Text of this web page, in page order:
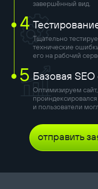
завершённый вид.
4
Тщательно
технические
его на рабочий
5 Базовая
Оптимизируем
и пользователи
отправить